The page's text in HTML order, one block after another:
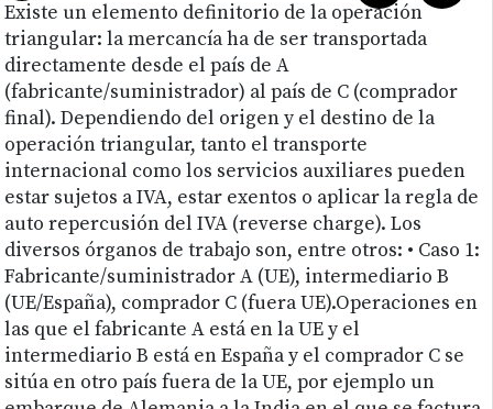
Existe un elemento definitorio de la operación
triangular: la mercancía ha de ser transportada
directamente desde el país de A
(fabricante/suministrador) al país de C (comprador
final). Dependiendo del origen y el destino de la
operación triangular, tanto el transporte
internacional como los servicios auxiliares pueden
estar sujetos a IVA, estar exentos o aplicar la regla de
auto repercusión del IVA (reverse charge). Los
diversos órganos de trabajo son, entre otros: • Caso 1:
Fabricante/suministrador A (UE), intermediario B
(UE/España), comprador C (fuera UE).Operaciones en
las que el fabricante A está en la UE y el
intermediario B está en España y el comprador C se
sitúa en otro país fuera de la UE, por ejemplo un